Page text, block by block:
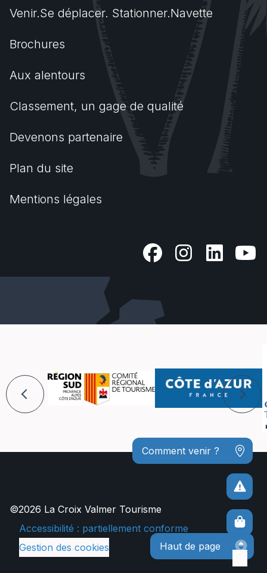
Comment venir ?
Venir.Se déplacer. Stationner.Navette
Brochures
Aux alentours
Classement, un gage de qualité
Devenons partenaire
Plan du site
Mentions légales
©2026 La Croix Valmer Tourisme
Accessibilité : partiellement conforme
Gestion des cookies
Haut de page